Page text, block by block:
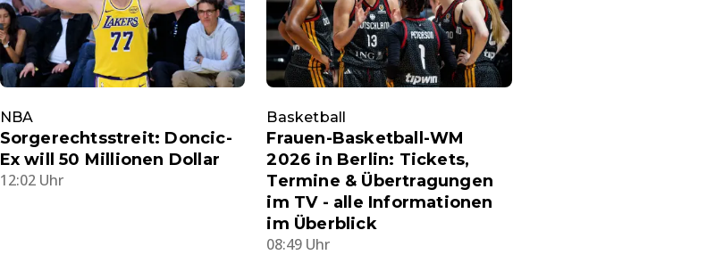
NBA
Sorgerechtsstreit: Doncic-
Ex will 50 Millionen Dollar
12:02 Uhr
Basketball
Frauen-Basketball-WM
2026 in Berlin: Tickets,
Termine & Übertragungen
im TV - alle Informationen
im Überblick
08:49 Uhr